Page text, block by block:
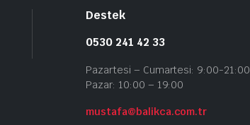
Destek
0530 241 42 33
Pazartesi – Cumartesi: 9:00-21:00
Pazar: 10:00 – 19:00
mustafa@balikca.com.tr